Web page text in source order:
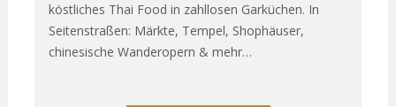
köstliches Thai Food in zahllosen Garküchen. In
Seitenstraßen: Märkte, Tempel, Shophäuser,
chinesische Wanderopern & mehr…